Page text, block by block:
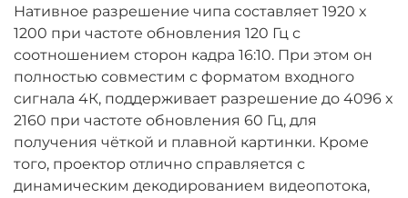
Нативное разрешение чипа составляет 1920 x
1200 при частоте обновления 120 Гц с
соотношением сторон кадра 16:10. При этом он
полностью совместим с форматом входного
сигнала 4К, поддерживает разрешение до 4096 x
2160 при частоте обновления 60 Гц, для
получения чёткой и плавной картинки. Кроме
того, проектор отлично справляется с
динамическим декодированием видеопотока,